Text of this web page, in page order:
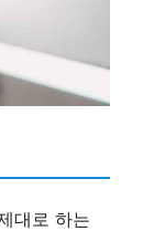
대로 하는